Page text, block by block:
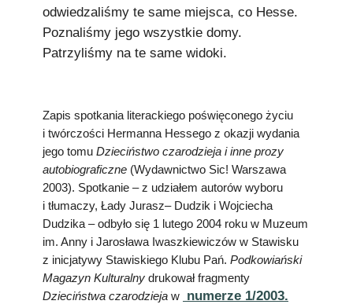
odwiedzaliśmy te same miejsca, co Hesse.
Poznaliśmy jego wszystkie domy.
Patrzyliśmy na te same widoki.
Zapis spotkania literackiego poświęconego życiu
i twórczości Hermanna Hessego z okazji wydania
jego tomu Dzieciństwo czarodzieja i inne prozy
autobiograficzne (Wydawnictwo Sic! Warszawa
2003). Spotkanie – z udziałem autorów wyboru
i tłumaczy, Łady Jurasz– Dudzik i Wojciecha
Dudzika – odbyło się 1 lutego 2004 roku w Muzeum
im. Anny i Jarosława Iwaszkiewiczów w Stawisku
z inicjatywy Stawiskiego Klubu Pań. Podkowiański
Magazyn Kulturalny drukował fragmenty
Dzieciństwa czarodzieja w numerze 1/2003.